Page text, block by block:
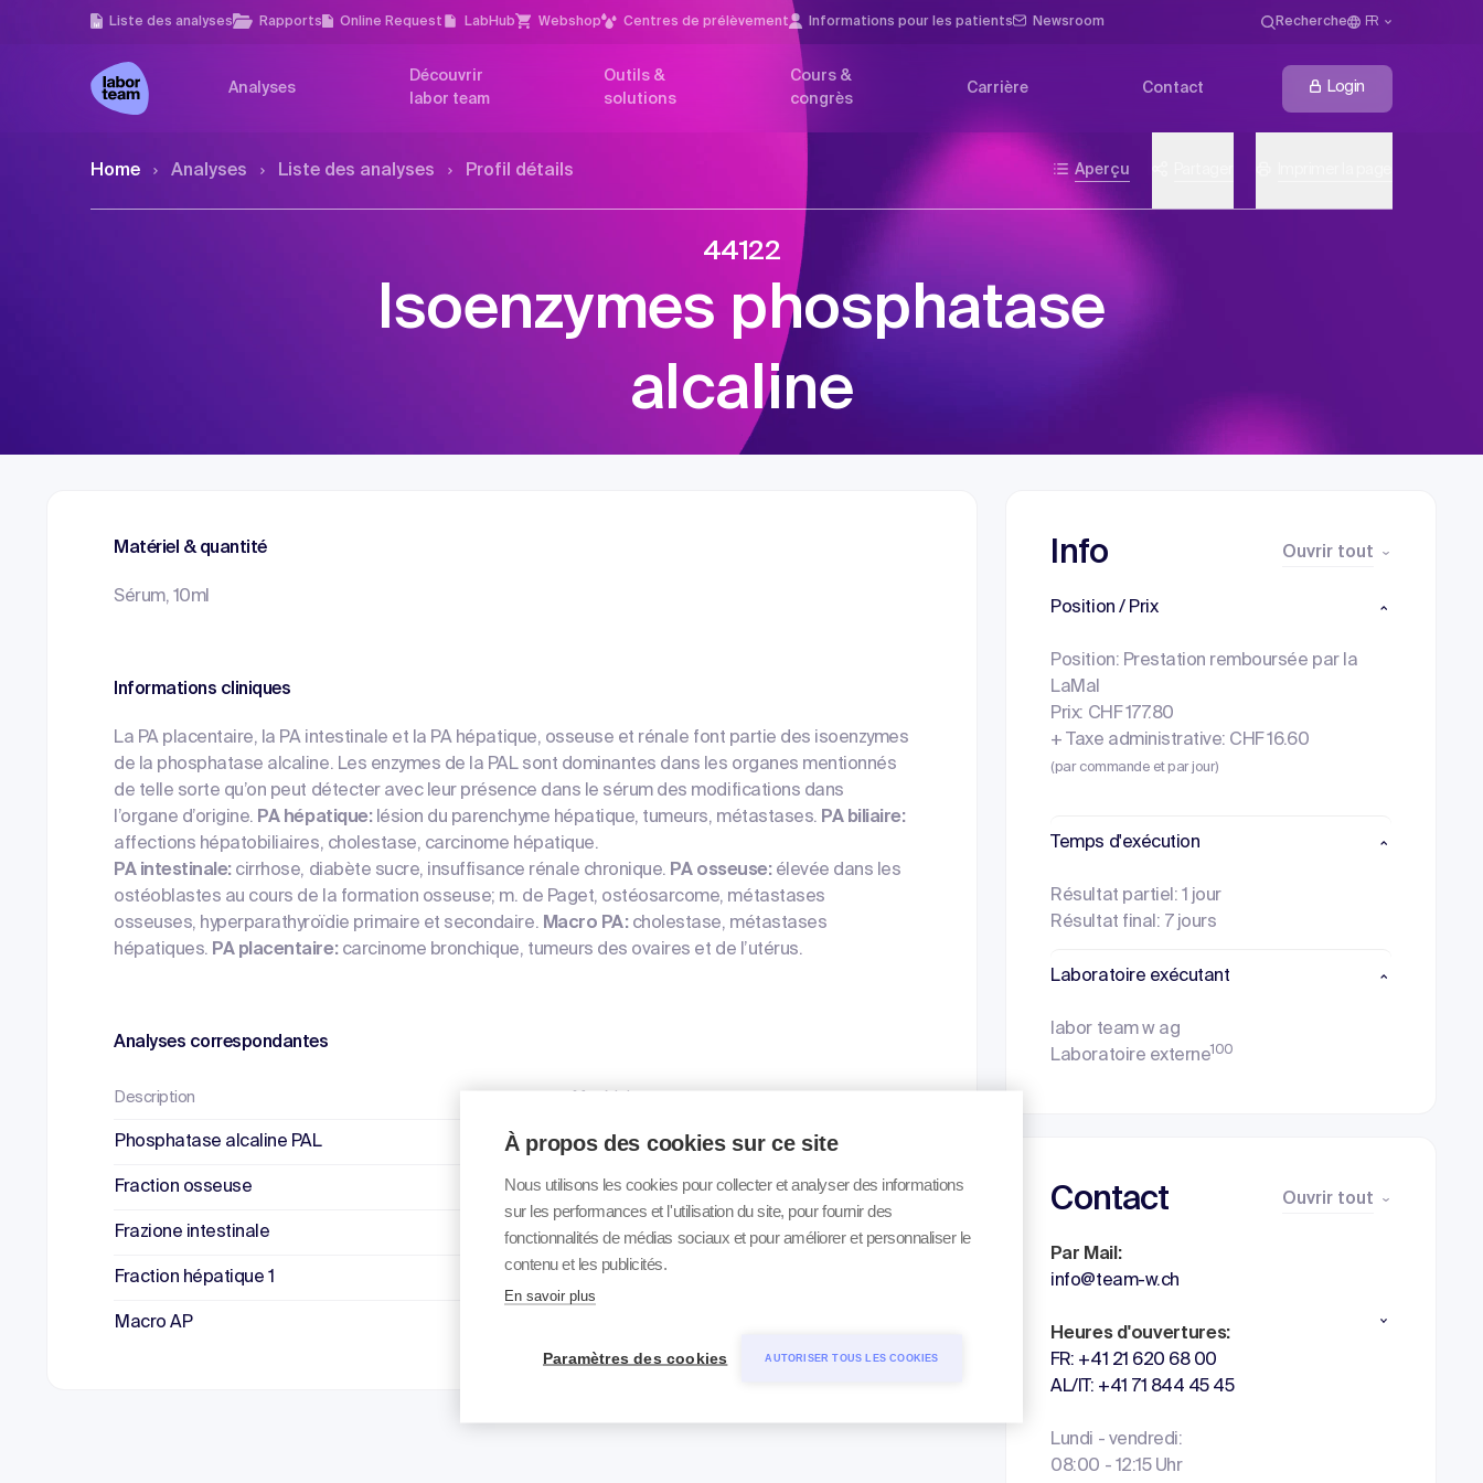
Liste des analyses Rapports Online Request LabHub Webshop Centres de prélèvement Infor­mations pour les patients Newsroom Recherche FR
Analyses
Découvrir
labor team
Outils &
solutions
Cours &
congrès
Carrière Contact Login
Home Analyses Liste des analyses Profil détails Aperçu
44122
Isoenzymes phosphatase
alcaline
Matériel & quantité
Sérum, 10ml
Informations cliniques
La PA placentaire, la PA intestinale et la PA hépatique, osseuse et rénale font partie des isoenzymes
de la phosphatase alcaline. Les enzymes de la PAL sont dominantes dans les organes mentionnés
de telle sorte qu’on peut détecter avec leur présence dans le sérum des modifications dans
l’organe d’origine. PA hépatique:lésion du parenchyme hépatique, tumeurs, métastases. PA biliaire:
affections hépatobiliaires, cholestase, carcinome hépatique.
PA intestinale:cirrhose, diabète sucre, insuffisance rénale chronique. PA osseuse:élevée dans les
ostéoblastes au cours de la formation osseuse; m. de Paget, ostéosarcome, métastases
osseuses, hyperparathyroïdie primaire et secondaire. Macro PA:cholestase, métastases
hépatiques. PA placentaire:carcinome bronchique, tumeurs des ovaires et de l’utérus.
Analyses correspondantes
Description
Phosphatase alcaline PAL Sérum
Fraction osseuse Sérum
Frazione intestinale Sérum
Fraction hépatique 1 Sérum
Macro AP
Info Ouvrir tout
Position / Prix
Position: Prestation remboursée par la
LaMal
Prix: CHF 177.80
+ Taxe administrative: CHF 16.60
(par commande et par jour)
Temps d'exécution
Résultat partiel: 1 jour
Résultat final: 7 jours
Laboratoire exécutant
labor team w ag
Laboratoire externe100
Contact Ouvrir tout
Par Mail:
info@team-w.ch
Heures d'ouvertures:
FR: +41 21 620 68 00
AL/IT: +41 71 844 45 45
Lundi - vendredi:
08:00 - 12:15 Uhr
À propos des cookies sur ce site
Nous utilisons les cookies pour collecter et analyser des informations
sur les performances et l'utilisation du site, pour fournir des
fonctionnalités de médias sociaux et pour améliorer et personnaliser le
contenu et les publicités.
En savoir plus
Paramètres des cookies AUTORISER TOUS LES COOKIES